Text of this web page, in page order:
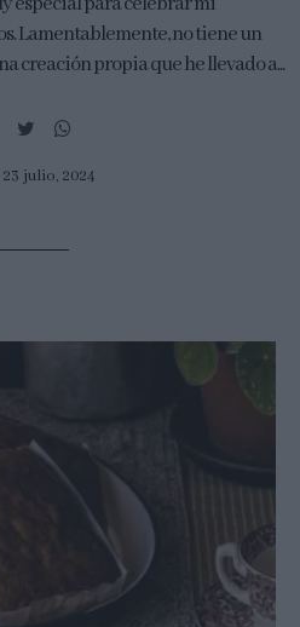
Lamentablemente, no tiene un
creación propia que he llevado a...
23 julio, 2024